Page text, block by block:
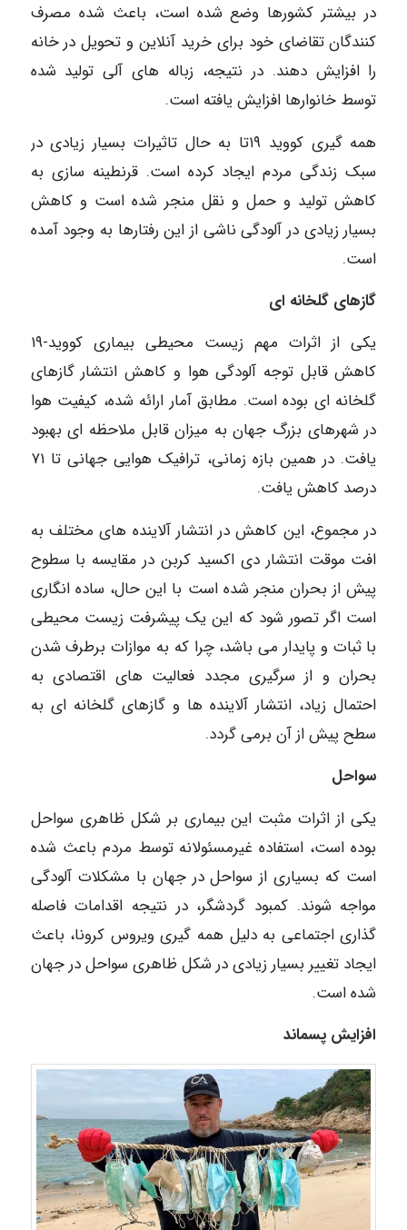
در بیشتر کشورها وضع شده است، باعث شده مصرف
کنندگان تقاضای خود برای خرید آنلاین و تحویل در خانه
را افزایش دهند. در نتیجه، زباله های آلی تولید شده
توسط خانوارها افزایش یافته است.
همه گیری کووید ۱۹تا به حال تاثیرات بسیار زیادی در
سبک زندگی مردم ایجاد کرده است. قرنطینه سازی به
کاهش تولید و حمل و نقل منجر شده است و کاهش
بسیار زیادی در آلودگی ناشی از این رفتارها به وجود آمده
است.
گازهای گلخانه ای
یکی از اثرات مهم زیست محیطی بیماری کووید-۱۹
کاهش قابل توجه آلودگی هوا و کاهش انتشار گازهای
گلخانه ای بوده است. مطابق آمار ارائه شده، کیفیت هوا
در شهرهای بزرگ جهان به میزان قابل ملاحظه ای بهبود
یافت. در همین بازه زمانی، ترافیک هوایی جهانی تا ۷۱
درصد کاهش یافت.
در مجموع، این کاهش در انتشار آلاینده های مختلف به
افت موقت انتشار دی اکسید کربن در مقایسه با سطوح
پیش از بحران منجر شده است با این حال، ساده انگاری
است اگر تصور شود که این یک پیشرفت زیست محیطی
با ثبات و پایدار می باشد، چرا که به موازات برطرف شدن
بحران و از سرگیری مجدد فعالیت های اقتصادی به
احتمال زیاد، انتشار آلاینده ها و گازهای گلخانه ای به
سطح پیش از آن برمی گردد.
سواحل
یکی از اثرات مثبت این بیماری بر شکل ظاهری سواحل
بوده است، استفاده غیرمسئولانه توسط مردم باعث شده
است که بسیاری از سواحل در جهان با مشکلات آلودگی
مواجه شوند. کمبود گردشگر، در نتیجه اقدامات فاصله
گذاری اجتماعی به دلیل همه گیری ویروس کرونا، باعث
ایجاد تغییر بسیار زیادی در شکل ظاهری سواحل در جهان
شده است.
افزایش پسماند